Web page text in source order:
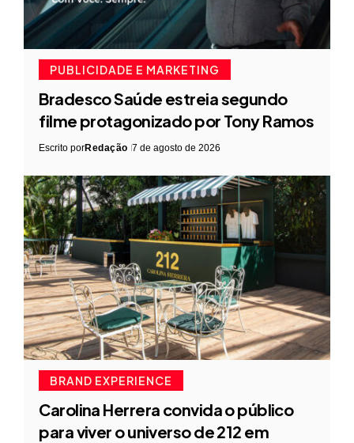
PUBLICIDADE E MARKETING
Bradesco Saúde estreia segundo
filme protagonizado por Tony Ramos
Escrito porRedação 7 de agosto de 2026
BRAND EXPERIENCE
Carolina Herrera convida o público
para viver o universo de 212 em